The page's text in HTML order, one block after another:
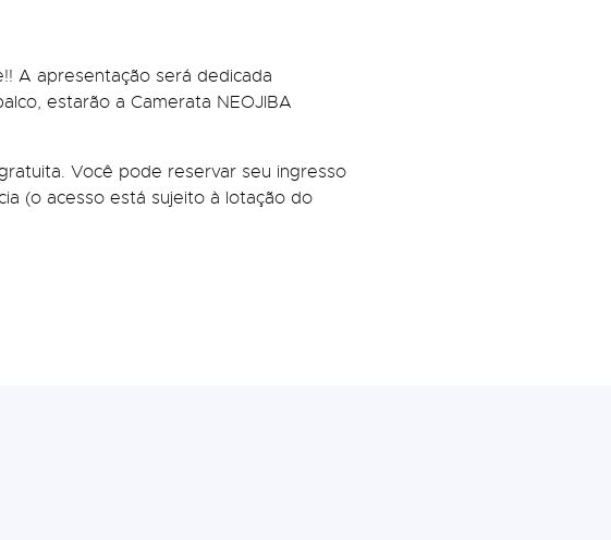
A apresentação será dedicada
estarão a Camerata NEOJIBA
Você pode reservar seu ingresso
(o acesso está sujeito à lotação do